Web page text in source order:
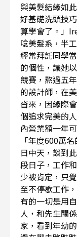
與美髮結緣如
好基礎洗頭技
算學會了。」
唸美髮系，半
經常拜託同學
的個性，讓她
競賽，熬過五
的設計師，在
沓來，因緣際
個追求完美的
內營業額一年
「年度600萬
日中天，談到
段日子，工作
少被肯定，只
至不停歇工作
有的一切是用
人，和先生關
家，看到年幼